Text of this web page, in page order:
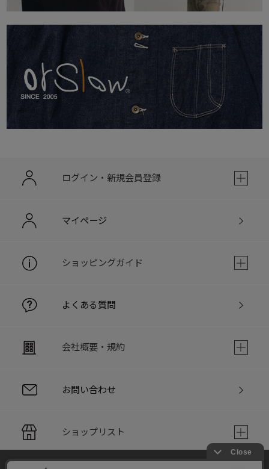
ログイン・新規会員登録
マイページ
ショッピングガイド
よくある質問
会社概要・規約
お問い合わせ
ショップリスト
当サイトでは利用体験の向上およびコンテンツの最適な提供、ト